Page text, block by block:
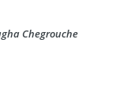
Chegrouche